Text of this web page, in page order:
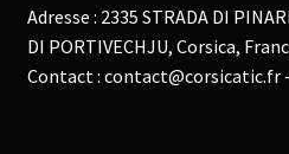
Adresse : 2335 STRADA DI
DI PORTIVECHJU, Corsica,
Contact : contact@corsicatic.fr